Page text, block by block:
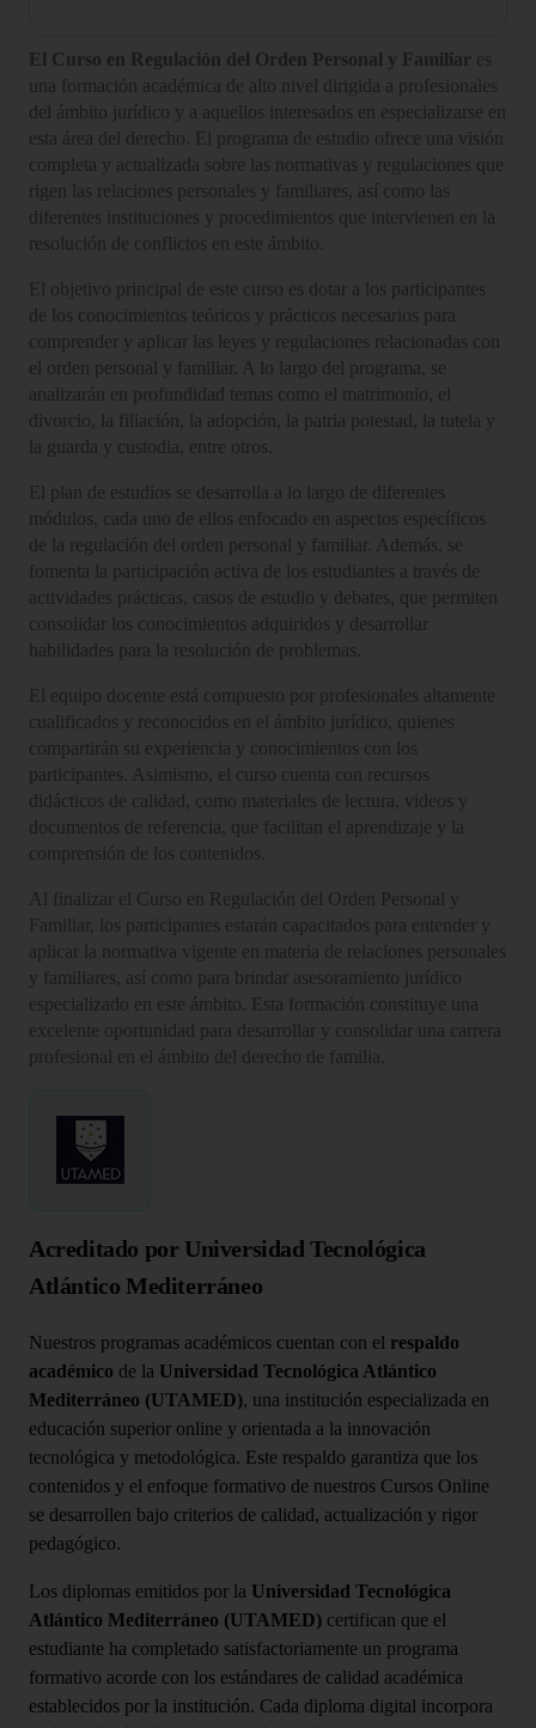
El Curso en Regulación del Orden Personal y Familiar es
una formación académica de alto nivel dirigida a profesionales
del ámbito jurídico y a aquellos interesados en especializarse en
esta área del derecho. El programa de estudio ofrece una visión
completa y actualizada sobre las normativas y regulaciones que
rigen las relaciones personales y familiares, así como las
diferentes instituciones y procedimientos que intervienen en la
resolución de conflictos en este ámbito.
El objetivo principal de este curso es dotar a los participantes
de los conocimientos teóricos y prácticos necesarios para
comprender y aplicar las leyes y regulaciones relacionadas con
el orden personal y familiar. A lo largo del programa, se
analizarán en profundidad temas como el matrimonio, el
divorcio, la filiación, la adopción, la patria potestad, la tutela y
la guarda y custodia, entre otros.
El plan de estudios se desarrolla a lo largo de diferentes
módulos, cada uno de ellos enfocado en aspectos específicos
de la regulación del orden personal y familiar. Además, se
fomenta la participación activa de los estudiantes a través de
actividades prácticas, casos de estudio y debates, que permiten
consolidar los conocimientos adquiridos y desarrollar
habilidades para la resolución de problemas.
El equipo docente está compuesto por profesionales altamente
cualificados y reconocidos en el ámbito jurídico, quienes
compartirán su experiencia y conocimientos con los
participantes. Asimismo, el curso cuenta con recursos
didácticos de calidad, como materiales de lectura, videos y
documentos de referencia, que facilitan el aprendizaje y la
comprensión de los contenidos.
Al finalizar el Curso en Regulación del Orden Personal y
Familiar, los participantes estarán capacitados para entender y
aplicar la normativa vigente en materia de relaciones personales
y familiares, así como para brindar asesoramiento jurídico
especializado en este ámbito. Esta formación constituye una
excelente oportunidad para desarrollar y consolidar una carrera
profesional en el ámbito del derecho de familia.
Acreditado por Universidad Tecnológica
Atlántico Mediterráneo
Nuestros programas académicos cuentan con el respaldo
académico de la Universidad Tecnológica Atlántico
Mediterráneo (UTAMED), una institución especializada en
educación superior online y orientada a la innovación
tecnológica y metodológica. Este respaldo garantiza que los
contenidos y el enfoque formativo de nuestros Cursos Online
se desarrollen bajo criterios de calidad, actualización y rigor
pedagógico.
Los diplomas emitidos por la Universidad Tecnológica
Atlántico Mediterráneo (UTAMED) certifican que el
estudiante ha completado satisfactoriamente un programa
formativo acorde con los estándares de calidad académica
establecidos por la institución. Cada diploma digital incorpora